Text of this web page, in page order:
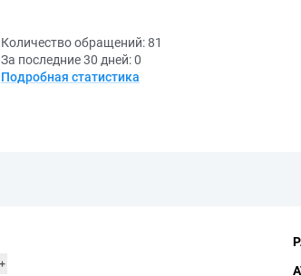
Количество обращений:81
За последние 30 дней:0
Подробная статистика